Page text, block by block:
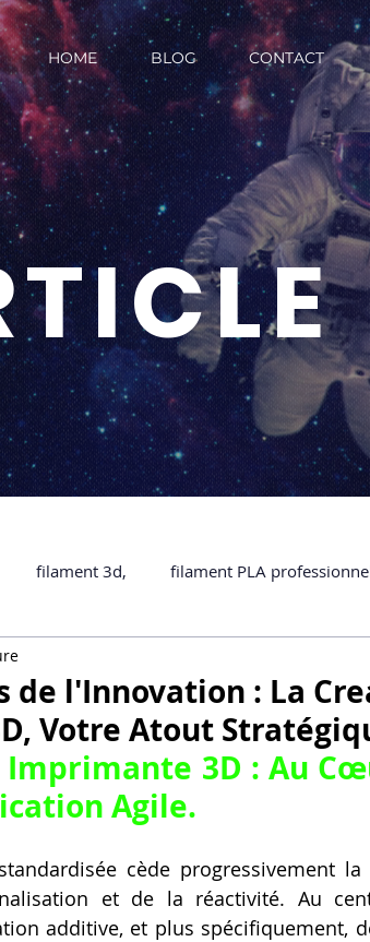
HOME BLOG CONTACT
filament 3d, filament PLA
imprimante 3D professionelle
3D SCANNER 3D impression 3D
Formation 3D en ligne.
PLA Service administratif en ligne
de l'Innovation : La
Votre Atout
Imprimante 3D : Au
Agile.
cède progressivement
et de la réactivité. Au
additive, et plus spécifiquement,